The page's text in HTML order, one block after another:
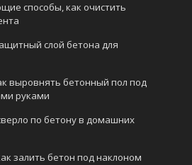
способы, как очистить
слой бетона для
выровнять бетонный пол под
руками
по бетону в домашних
залить бетон под наклоном